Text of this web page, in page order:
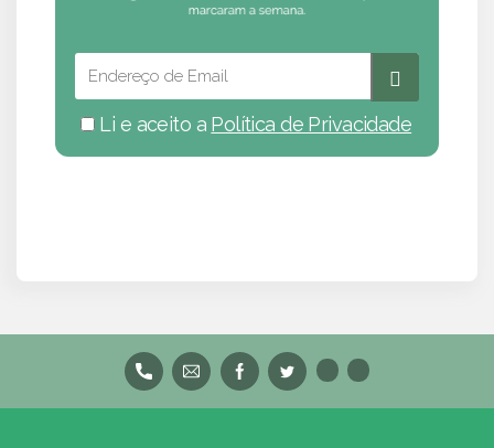
Li e aceito a Política de Privacidade